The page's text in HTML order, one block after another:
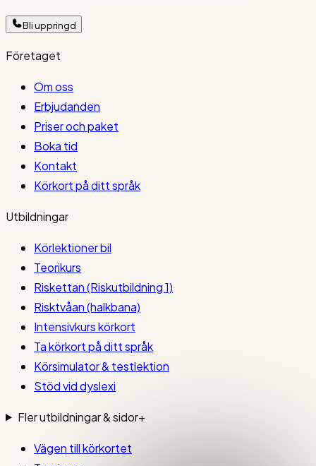
Bli uppringd
Företaget
Om oss
Erbjudanden
Priser och paket
Boka tid
Kontakt
Körkort på ditt språk
Utbildningar
Körlektioner bil
Teorikurs
Riskettan (Riskutbildning 1)
Risktvåan (halkbana)
Intensivkurs körkort
Ta körkort på ditt språk
Körsimulator & testlektion
Stöd vid dyslexi
Fler utbildningar & sidor+
Vägen till körkortet